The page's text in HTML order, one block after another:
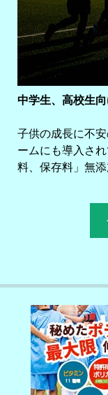
中学生、高校生
子供の成長に不
ームにも導入さ
料、保存料」無